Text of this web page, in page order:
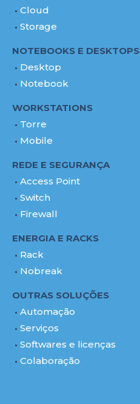
Cloud
Storage
NOTEBOOKS E DESKTOPS
Desktop
Notebook
WORKSTATIONS
Torre
Mobile
REDE E SEGURANÇA
Access Point
Switch
Firewall
ENERGIA E RACKS
Rack
Nobreak
OUTRAS SOLUÇÕES
Automação
Serviços
Softwares e licenças
Colaboração